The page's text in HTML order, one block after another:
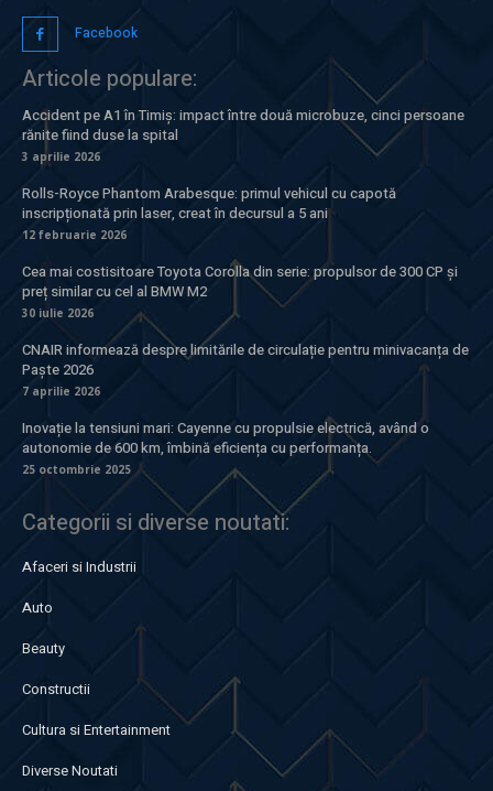
Facebook
Articole populare:
Accident pe A1 în Timiș: impact între două microbuze, cinci persoane
rănite fiind duse la spital
3 aprilie 2026
Rolls-Royce Phantom Arabesque: primul vehicul cu capotă
inscripționată prin laser, creat în decursul a 5 ani
12 februarie 2026
Cea mai costisitoare Toyota Corolla din serie: propulsor de 300 CP și
preț similar cu cel al BMW M2
30 iulie 2026
CNAIR informează despre limitările de circulație pentru minivacanța de
Paște 2026
7 aprilie 2026
Inovație la tensiuni mari: Cayenne cu propulsie electrică, având o
autonomie de 600 km, îmbină eficiența cu performanța.
25 octombrie 2025
Categorii si diverse noutati:
Afaceri si Industrii
Auto
Beauty
Constructii
Cultura si Entertainment
Diverse Noutati